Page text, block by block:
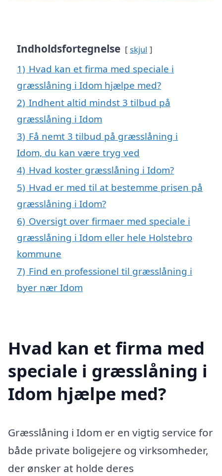
Indholdsfortegnelse skjul
1) Hvad kan et firma med speciale i
græsslåning i Idom hjælpe med?
2) Indhent altid mindst 3 tilbud på
græsslåning i Idom
3) Få nemt 3 tilbud på græsslåning i
Idom, du kan være tryg ved
4) Hvad koster græsslåning i Idom?
5) Hvad er med til at bestemme prisen på
græsslåning i Idom?
6) Oversigt over firmaer med speciale i
græsslåning i Idom eller hele Holstebro
kommune
7) Find en professionel til græsslåning i
byer nær Idom
Hvad kan et firma med
speciale i græsslåning i
Idom hjælpe med?
Græsslåning i Idom er en vigtig service for
både private boligejere og virksomheder,
der ønsker at holde deres